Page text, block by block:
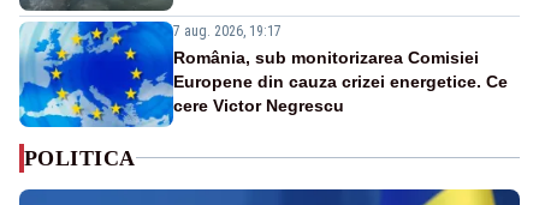
7 aug. 2026, 19:17
România, sub monitorizarea Comisiei
Europene din cauza crizei energetice. Ce
cere Victor Negrescu
POLITICA